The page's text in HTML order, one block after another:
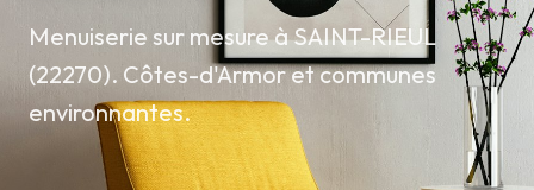
Menuiserie sur mesure à SAINT-RIEUL
(22270). Côtes-d'Armor et communes
environnantes.